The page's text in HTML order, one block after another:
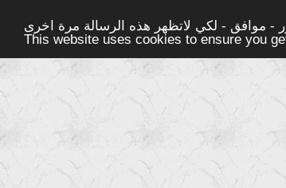
- موافق - لكي لاتظهر هذه الرسالة مرة اخرى -
This website uses cookies to ensure you